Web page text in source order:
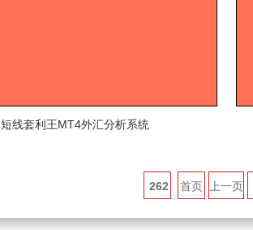
短线套利王MT4外汇分析系统
262 首页 上一页